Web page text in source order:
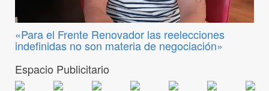
«Para el Frente Renovador las reelecciones
indefinidas no son materia de negociación»
Espacio Publicitario